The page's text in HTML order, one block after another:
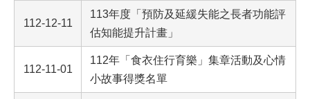
112-12-11
113年度「預防及延緩失能之長者功能評
估知能提升計畫」
112-11-01
112年「食衣住行育樂」集章活動及心情
小故事得獎名單